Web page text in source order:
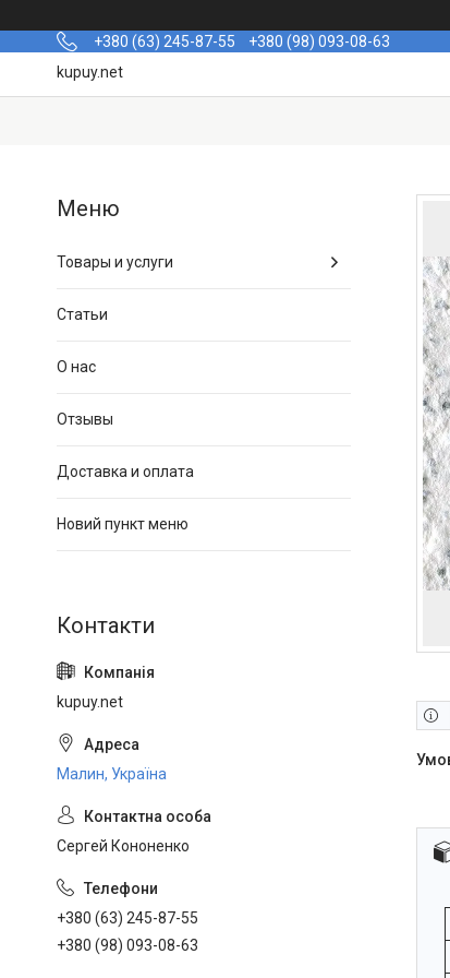
+380 (63) 245-87-55
+380 (98) 093-08-63
kupuy.net
Товары и услуги
Статьи
О нас
Отзывы
Доставка и оплата
Новий пункт меню
kupuy.net
Малин, Україна
Сергей Кононенко
+380 (63) 245-87-55
+380 (98) 093-08-63